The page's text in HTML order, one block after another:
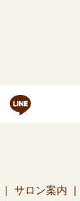
サロン案内